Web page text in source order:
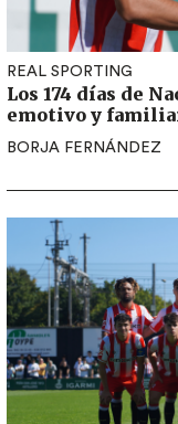
REAL SPORTING
Los 174 días de
emotivo y
BORJA FERNÁNDEZ